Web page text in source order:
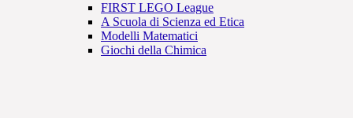
FIRST LEGO League
A Scuola di Scienza ed Etica
Modelli Matematici
Giochi della Chimica